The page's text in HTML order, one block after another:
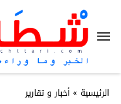
الرئيسية » أخبار و تقارير